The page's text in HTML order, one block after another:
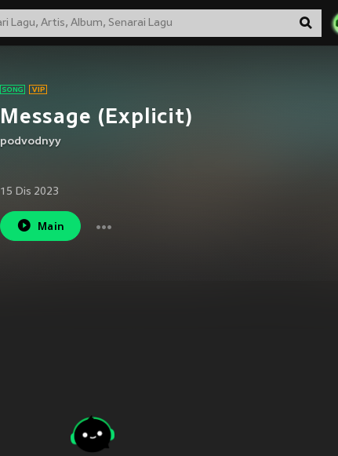
Message (Explicit)
podvodnyy
15 Dis 2023
Main